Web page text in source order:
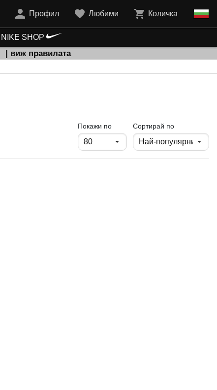
Профил Любими Количка
NIKE SHOP
| виж правилата
Покажи попродукти на страница
Сортирай по